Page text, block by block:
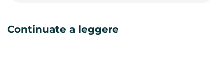
Continuate a leggere